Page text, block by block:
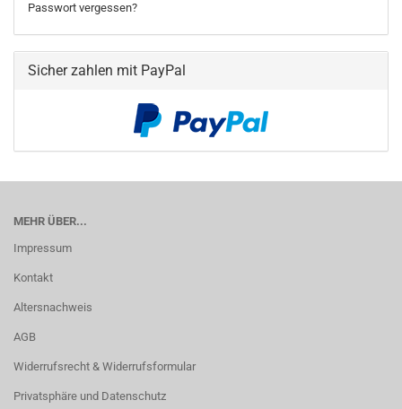
Passwort vergessen?
Sicher zahlen mit PayPal
MEHR ÜBER...
Impressum
Kontakt
Altersnachweis
AGB
Widerrufsrecht & Widerrufsformular
Privatsphäre und Datenschutz